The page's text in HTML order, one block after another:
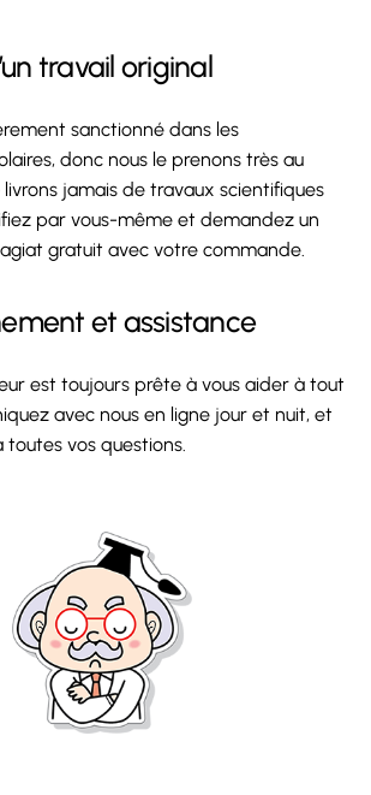
travail original
sanctionné dans les
donc nous le prenons très au
jamais de travaux scientifiques
par vous-même et demandez un
gratuit avec votre commande.
et assistance
est toujours prête à vous aider à tout
avec nous en ligne jour et nuit, et
vos questions.